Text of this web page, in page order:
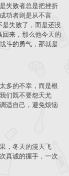
失败者总是把挫折
功者则是从不言
是失败了，而是还没
来，那么他今天的
斗的勇气，那就是
多的不幸，而是根
们既不要怨天尤
适自己，避免烦恼
，冬天的漫天飞
真诚的握手，一次